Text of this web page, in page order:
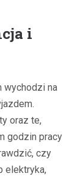
i
wychodzi na
oraz te,
godzin pracy
czy
elektryka,